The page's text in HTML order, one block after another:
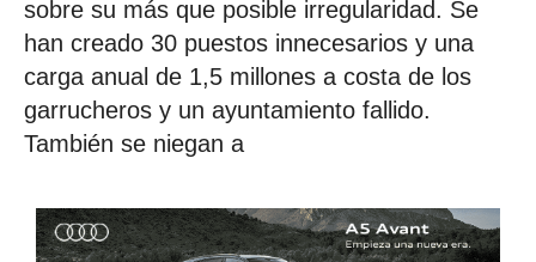
sobre su más que posible irregularidad. Se
han creado 30 puestos innecesarios y una
carga anual de 1,5 millones a costa de los
garrucheros y un ayuntamiento fallido.
También se niegan a